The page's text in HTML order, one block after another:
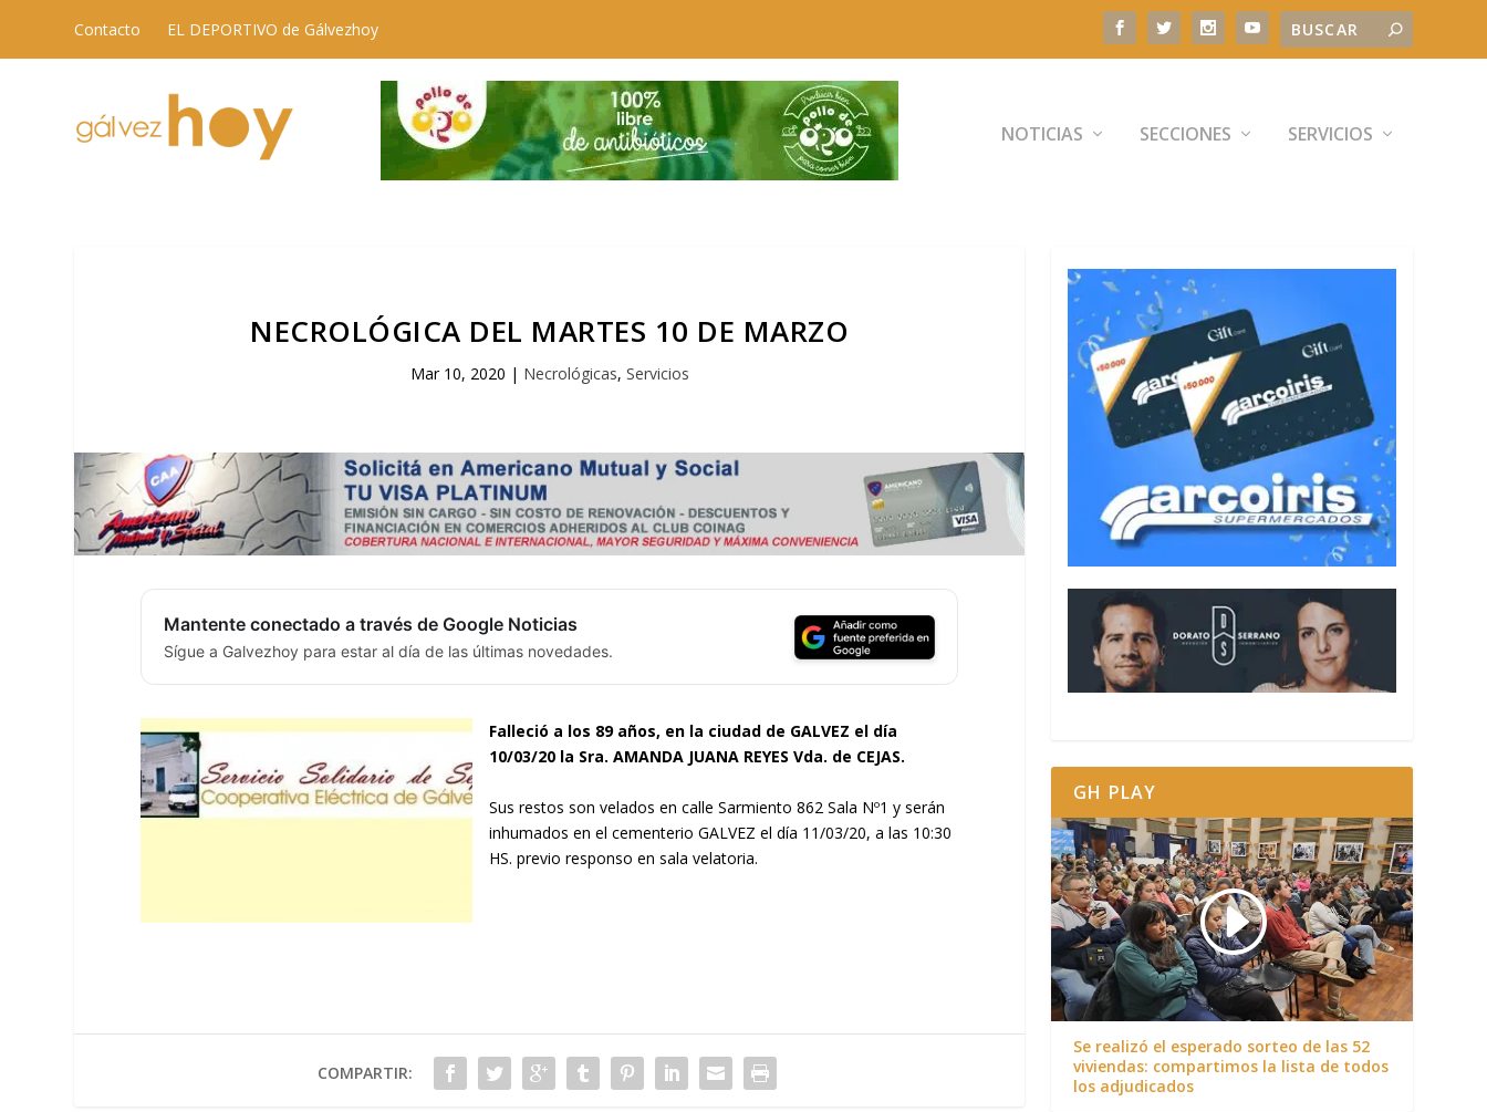
Contacto EL DEPORTIVO de Gálvezhoy
NOTICIAS SECCIONES SERVICIOS
NECROLÓGICA DEL MARTES 10 DE MARZO
Mar 10, 2020 | Necrológicas, Servicios
Mantente conectado a través de Google Noticias
Sígue a Galvezhoy para estar al día de las últimas novedades.
Falleció a los 89 años, en la ciudad de GALVEZ el día
10/03/20 la Sra. AMANDA JUANA REYES Vda. de CEJAS.
Sus restos son velados en calle Sarmiento 862 Sala Nº1 y serán
inhumados en el cementerio GALVEZ el día 11/03/20, a las 10:30
HS. previo responso en sala velatoria.
COMPARTIR:
GH PLAY
Se realizó el esperado sorteo de las 52
viviendas: compartimos la lista de todos
los adjudicados